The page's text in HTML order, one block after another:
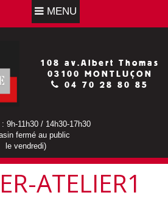
MENU
108 av.Albert Thomas
03100 MONTLUÇON
04 70 28 80 85
9h-11h30 / 14h30-17h30
fermé au public
le vendredi)
ATELIER1